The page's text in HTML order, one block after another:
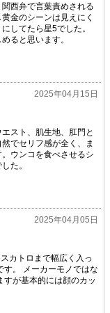
西弁で言葉責めされる
金のシーンは見えにく
してたら星5でした。
ると思います。
2025年04月15日
スト、肌生地、肛門と
でセリフ感が全く、ま
ウンコを食べさせるシ
た。
2025年04月05日
カトロまで幅広く入っ
す。 メーカーモノではな
が基本的には顔のカッ